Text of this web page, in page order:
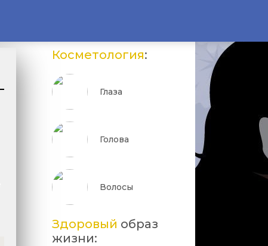
Косметология:
Глаза
Голова
Волосы
Здоровый образ
жизни: